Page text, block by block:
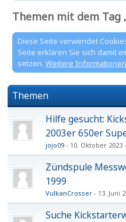
Themen mit dem Tag
Diese Seite verwendet
Seite erklären Sie sich damit
setzen. Weitere Informationen
Themen
Hilfe gesucht:
2003er 650er
jojo09 10. Oktober 2023
Zündspule
1999
VulkanCrosser 13. Juni
Suche